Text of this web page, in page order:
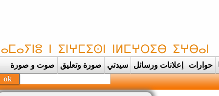
حوارات إعلانات ورسائل سيدتي صورة وتعليق صوت و صورة